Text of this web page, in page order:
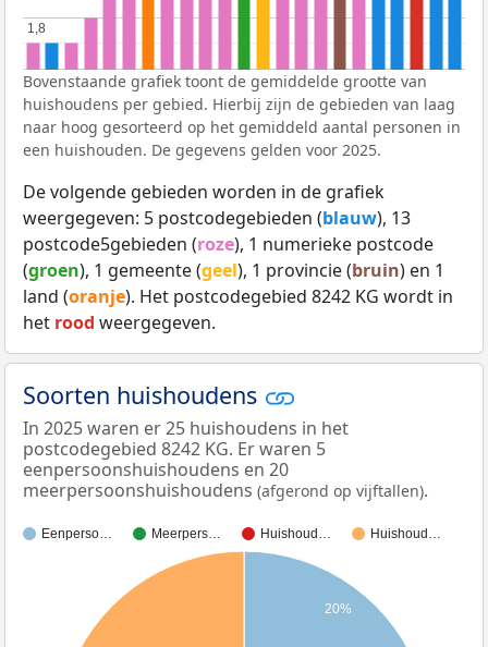
1,8
1,8
Bovenstaande grafiek toont de gemiddelde grootte van
huishoudens per gebied. Hierbij zijn de gebieden van laag
naar hoog gesorteerd op het gemiddeld aantal personen in
een huishouden. De gegevens gelden voor 2025.
De volgende gebieden worden in de grafiek
weergegeven: 5 postcodegebieden (blauw), 13
postcode5gebieden (roze), 1 numerieke postcode
(groen), 1 gemeente (geel), 1 provincie (bruin) en 1
land (oranje). Het postcodegebied 8242 KG wordt in
het rood weergegeven.
Soorten huishoudens
In 2025 waren er 25 huishoudens in het
postcodegebied 8242 KG. Er waren 5
eenpersoonshuishoudens en 20
meerpersoonshuishoudens (afgerond op vijftallen).
Eenperso… Meerpers… Huishoud… Huishoud…
20%